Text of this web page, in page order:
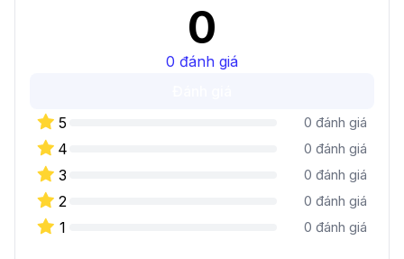
0
0 đánh giá
5
0 đánh giá
4 0 đánh giá
3 0 đánh giá
2 0 đánh giá
1 0 đánh giá